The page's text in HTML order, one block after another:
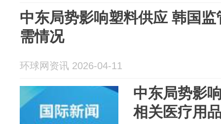
中东局势影响塑料供应 韩国
需情况
环球网资讯 2026-04-11
中东局势影
相关医疗用